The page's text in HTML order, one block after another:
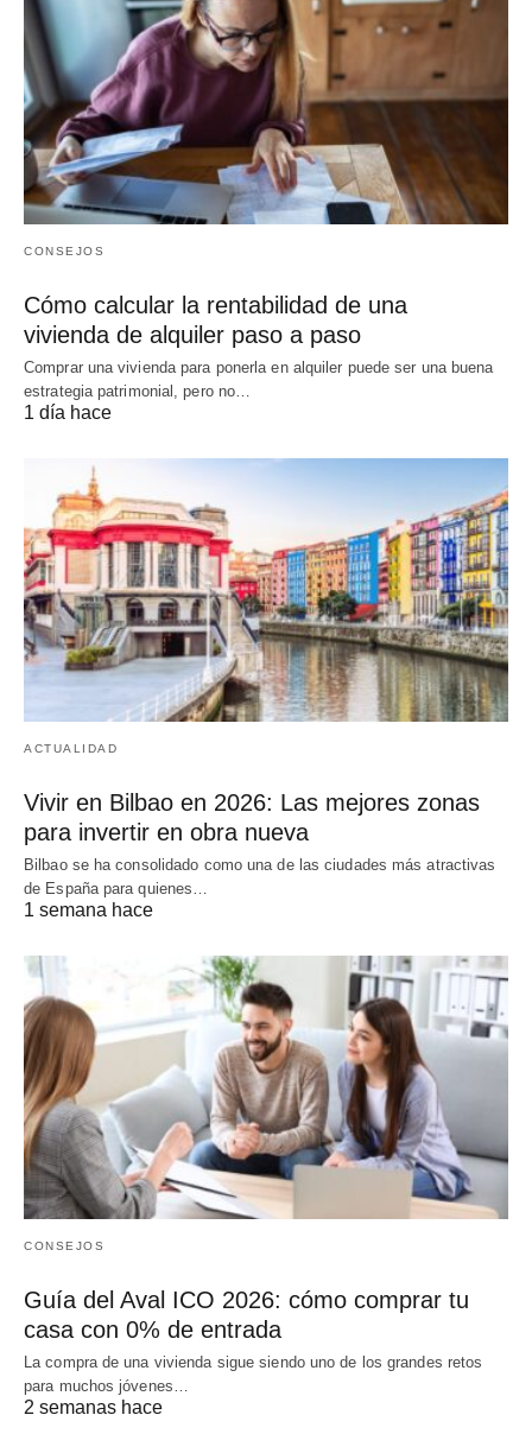
CONSEJOS
Cómo calcular la rentabilidad de una
vivienda de alquiler paso a paso
Comprar una vivienda para ponerla en alquiler puede ser una buena
estrategia patrimonial, pero no…
1 día hace
ACTUALIDAD
Vivir en Bilbao en 2026: Las mejores zonas
para invertir en obra nueva
Bilbao se ha consolidado como una de las ciudades más atractivas
de España para quienes…
1 semana hace
CONSEJOS
Guía del Aval ICO 2026: cómo comprar tu
casa con 0% de entrada
La compra de una vivienda sigue siendo uno de los grandes retos
para muchos jóvenes…
2 semanas hace